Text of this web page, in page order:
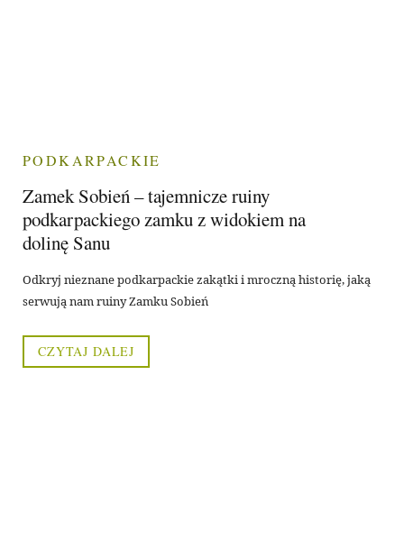
PODKARPACKIE
Zamek Sobień – tajemnicze ruiny
podkarpackiego zamku z widokiem na
dolinę Sanu
Odkryj nieznane podkarpackie zakątki i mroczną historię, jaką
serwują nam ruiny Zamku Sobień
CZYTAJ DALEJ